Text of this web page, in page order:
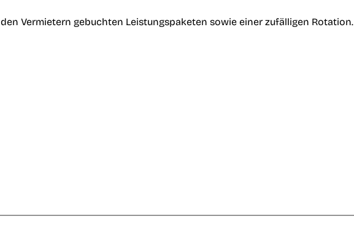
Vermietern gebuchten Leistungspaketen sowie einer zufälligen Rotation.